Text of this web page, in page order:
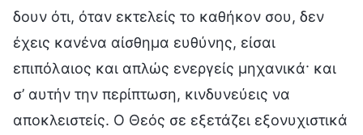
δουν ότι, όταν εκτελείς το καθήκον σου, δεν
έχεις κανένα αίσθημα ευθύνης, είσαι
επιπόλαιος και απλώς ενεργείς μηχανικά· και
σ’ αυτήν την περίπτωση, κινδυνεύεις να
αποκλειστείς. Ο Θεός σε εξετάζει εξονυχιστικά